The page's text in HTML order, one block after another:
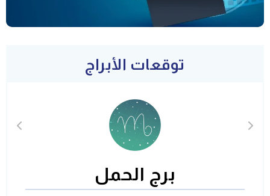
توقعات الأبراج
برج الحمل